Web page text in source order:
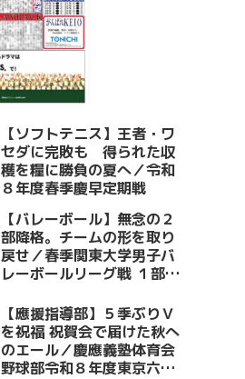
【ソフトテニス】王者・ワ
セダに完敗も 得られた収
穫を糧に勝負の夏へ／令和
８年度春季慶早定期戦
【バレーボール】無念の２
部降格。チームの形を取り
戻せ／春季関東大学男子バ
レーボールリーグ戦 １部・
【應援指導部】５季ぶりＶ
を祝福 祝賀会で届けた秋へ
のエール／慶應義塾体育会
野球部令和８年度東京六大